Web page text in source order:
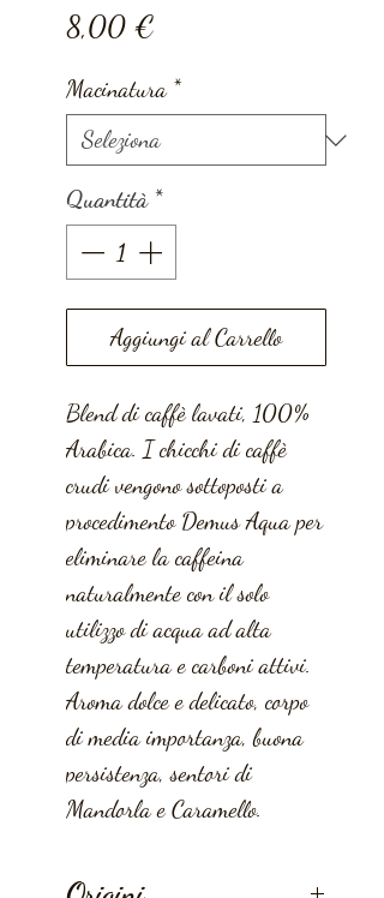
8,00 €
Macinatura *
Quantità *
Aggiungi al Carrello
Blend di caffè lavati, 100%
Arabica. I chicchi di caffè
crudi vengono sottoposti a
procedimento Demus Aqua per
eliminare la caffeina
naturalmente con il solo
utilizzo di acqua ad alta
temperatura e carboni attivi.
Aroma dolce e delicato, corpo
di media importanza, buona
persistenza, sentori di
Mandorla e Caramello.